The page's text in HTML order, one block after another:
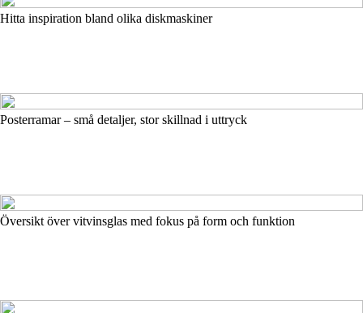
Hitta inspiration bland olika diskmaskiner
Posterramar – små detaljer, stor skillnad i uttryck
Översikt över vitvinsglas med fokus på form och funktion